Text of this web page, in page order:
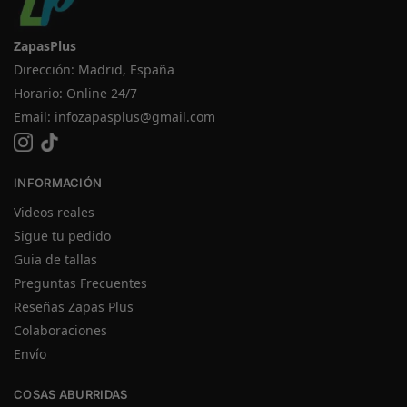
ZapasPlus
Dirección: Madrid, España
Horario: Online 24/7
Email: infozapasplus@gmail.com
INFORMACIÓN
Videos reales
Sigue tu pedido
Guia de tallas
Preguntas Frecuentes
Reseñas Zapas Plus
Colaboraciones
Envío
COSAS ABURRIDAS